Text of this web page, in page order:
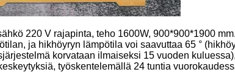
220 V rajapinta, teho 1600W, 900*900*1900
ja hikhöyryn lämpötila voi saavuttaa 65 °
korvataan ilmaiseksi 15 vuoden
työskentelemällä 24 tuntia